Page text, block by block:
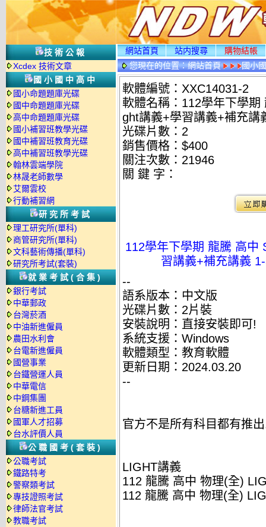
技術公報
Xcdex 技術文章
國小國中高中
國小命題題庫光碟
國中命題題庫光碟
高中命題題庫光碟
國小補習班教學光碟
國中補習班教育光碟
高中補習班教學光碟
翰林雲端學院
林晟老師數學
艾爾雲校
行動補習網
研究所考試
理工研究所(單科)
商管研究所(單科)
文科藝術傳播(單科)
研究所考試(套裝)
就業考試(合集)
銀行考試
中華郵政
台灣菸酒
中油新進僱員
農田水利會
台電新進僱員
國營事業
台鐵營運人員
中華電信
中鋼集團
台糖新進工員
國軍人才招募
台水評價人員
公職國考(套裝)
公職考試
鐵路特考
警察類考試
專技證照考試
律師法官考試
教職考試
網站首頁 站内搜尋
購物結帳
您現在的位置：網站首頁 國小
軟體編號：XXC14031-2
軟體名稱：112學年下學
ght講義+學習講義+補充講
光碟片數：2
銷售價格：$400
關注次數： 21946
關 鍵 字：
112學年下學期 龍騰 高中
習講義+補充講義
--
語系版本：中文版
光碟片數：2片裝
安裝說明：直接安裝即可!
系統支援：Windows
軟體類型：教育軟體
更新日期：2024.03.20
--
官方不是所有科目都有推
LIGHT講義
112 龍騰 高中 物理(全)
112 龍騰 高中 物理(全)